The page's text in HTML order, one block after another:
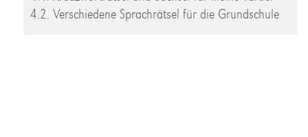
4.2. Verschiedene Sprachrätsel für die Grundschule